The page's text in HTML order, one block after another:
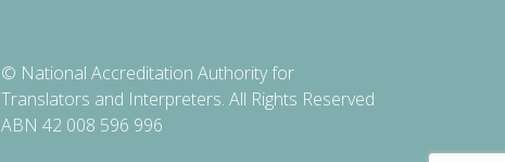
© National Accreditation Authority for
Translators and Interpreters. All Rights Reserved
ABN 42 008 596 996